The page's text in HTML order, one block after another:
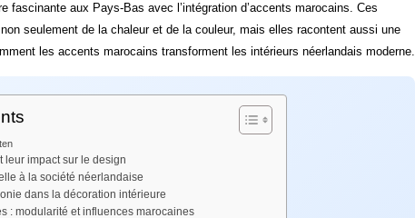
fascinante aux Pays-Bas avec l’intégration d’accents marocains. Ces
seulement de la chaleur et de la couleur, mais elles racontent aussi une
les accents marocains transforment les intérieurs néerlandais moderne.
leur impact sur le design
à la société néerlandaise
dans la décoration intérieure
: modularité et influences marocaines